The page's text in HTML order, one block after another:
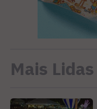
Mais Lidas